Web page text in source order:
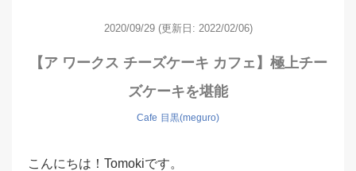
2020/09/29 (更新日: 2022/02/06)
【ア ワークス チーズケーキ カフェ】極上チー
ズケーキを堪能
Cafe 目黒(meguro)
こんにちは！Tomokiです。